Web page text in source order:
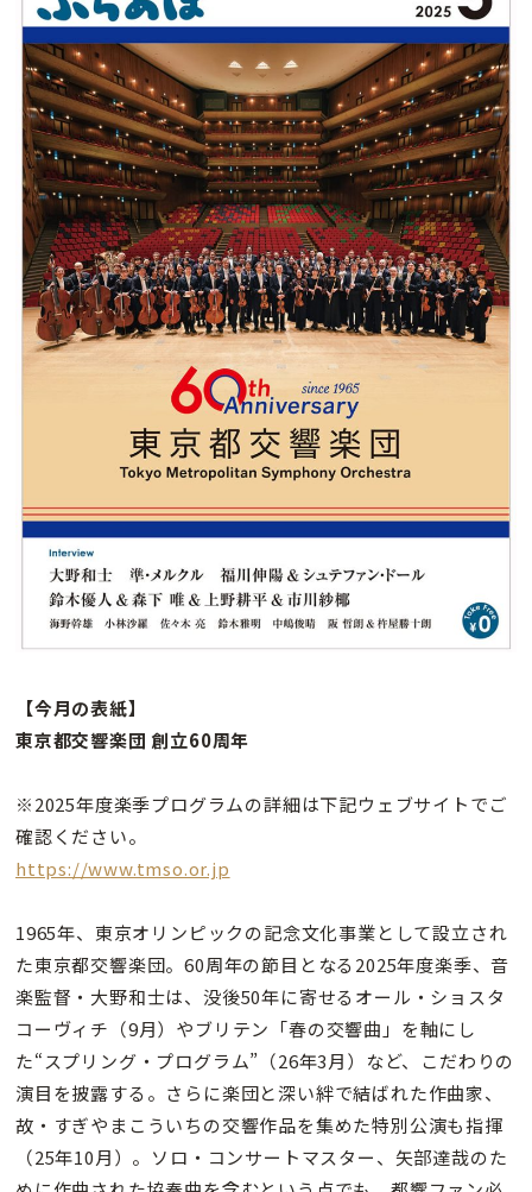
【今月の表紙】
東京都交響楽団 創立60周年
※2025年度楽季プログラムの詳細は下記ウェブサイトでご
確認ください。
https://www.tmso.or.jp
1965年、東京オリンピックの記念文化事業として設立され
た東京都交響楽団。60周年の節目となる2025年度楽季、音
楽監督・大野和士は、没後50年に寄せるオール・ショスタ
コーヴィチ（9月）やブリテン「春の交響曲」を軸にし
た“スプリング・プログラム”（26年3月）など、こだわりの
演目を披露する。さらに楽団と深い絆で結ばれた作曲家、
故・すぎやまこういちの交響作品を集めた特別公演も指揮
（25年10月）。ソロ・コンサートマスター、矢部達哉のた